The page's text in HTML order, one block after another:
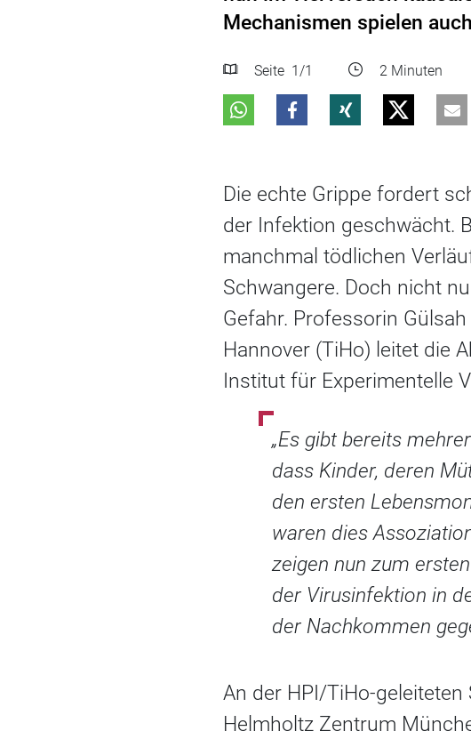
Mechanismen spielen
Seite 1 /1 2 Minuten
Die echte Grippe fordert
der Infektion geschwächt.
manchmal tödlichen
Schwangere. Doch nicht
Gefahr. Professorin
Hannover (TiHo) leitet die
Institut für Experimentelle
„Es gibt bereits
dass Kinder, deren
den ersten
waren dies
zeigen nun zum
der Virusinfektion in
der Nachkommen
An der HPI/TiHo-
Helmholtz Zentrum